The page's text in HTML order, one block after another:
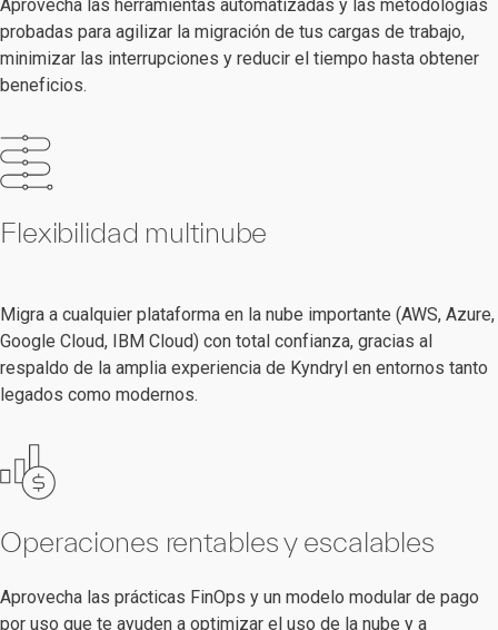
Aprovecha las herramientas automatizadas y las metodologías
probadas para agilizar la migración de tus cargas de trabajo,
minimizar las interrupciones y reducir el tiempo hasta obtener
beneficios.
Flexibilidad multinube
Migra a cualquier plataforma en la nube importante (AWS, Azure,
Google Cloud, IBM Cloud) con total confianza, gracias al
respaldo de la amplia experiencia de Kyndryl en entornos tanto
legados como modernos.
Operaciones rentables y escalables
Aprovecha las prácticas FinOps y un modelo modular de pago
por uso que te ayuden a optimizar el uso de la nube y a